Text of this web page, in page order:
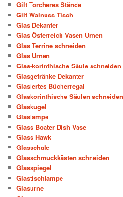
Gilt Torcheres Stände
Gilt Walnuss Tisch
Glas Dekanter
Glas Österreich Vasen Urnen
Glas Terrine schneiden
Glas Urnen
Glas-korinthische Säule schneiden
Glasgetränke Dekanter
Glasiertes Bücherregal
Glaskorinthische Säulen schneiden
Glaskugel
Glaslampe
Glass Boater Dish Vase
Glass Hawk
Glasschale
Glasschmuckkästen schneiden
Glasspiegel
Glastischlampe
Glasurne